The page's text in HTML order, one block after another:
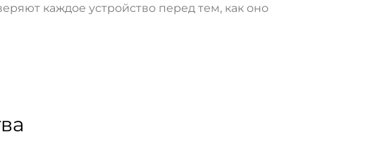
каждое устройство перед тем, как оно